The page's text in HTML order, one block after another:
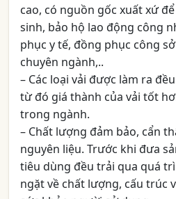
cao, có nguồn gốc xuất xứ
sinh, bảo hộ lao động công
phục y tế, đồng phục công
chuyên ngành,..
– Các loại vải được làm ra
từ đó giá thành của vải tốt
trong ngành.
– Chất lượng đảm bảo, cẩn
nguyên liệu. Trước khi đưa
tiêu dùng đều trải qua quá
ngặt về chất lượng, cấu trúc